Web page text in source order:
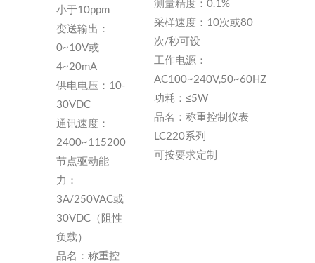
小于10ppm
变送输出：
0~10V或
4~20mA
供电电压：10-
30VDC
通讯速度：
2400~115200
节点驱动能
力：
3A/250VAC或
30VDC（阻性
负载）
品名：称重控
测量精度：0.1%
采样速度：10次或80
次/秒可设
工作电源：
AC100~240V,50~60HZ
功耗：≤5W
品名：称重控制仪表
LC220系列
可按要求定制